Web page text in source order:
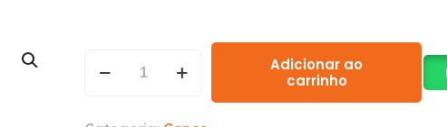
Adicionar ao
carrinho